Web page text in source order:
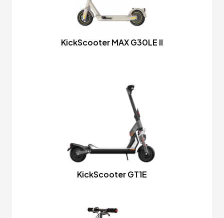
KickScooter MAX G30LE II
KickScooter GT1E